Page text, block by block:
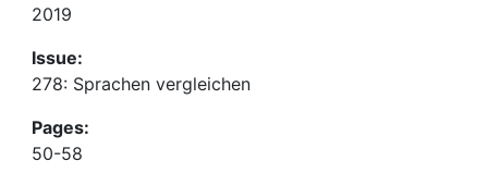
2019
Issue:
278: Sprachen vergleichen
Pages:
50-58